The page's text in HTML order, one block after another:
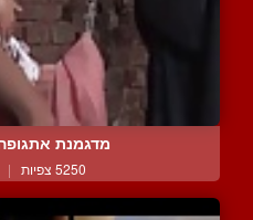
מדגמנת
5250 צפיות |